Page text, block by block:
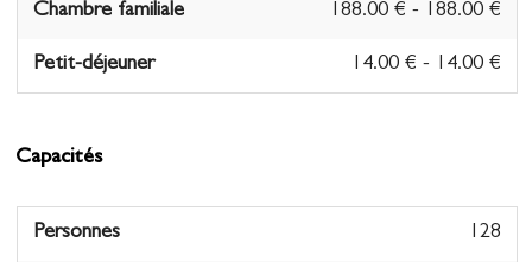
Chambre familiale 188.00 € - 188.00 €
Petit-déjeuner
14.00 € - 14.00 €
- à partir de 18 ans
Capacités
Personnes 128